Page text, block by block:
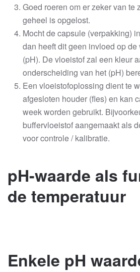
Goed roeren om er zeker van te
geheel is opgelost.
Mocht de capsule (verpakking)
dan heeft dit geen invloed op de
(pH). De vloeistof zal een kleur
onderscheiding van het (pH)
Een vloeistofoplossing dient te
afgesloten houder (fles) en kan
week worden gebruikt.
buffervloeistof aangemaakt als
voor controle / kalibratie.
pH-waarde als
de temperatuur
Enkele pH